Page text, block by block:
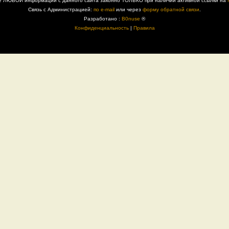
Связь с Администрацией: по e-mail или через форму обратной связи
Разработано : B0nuse ®
Конфиденциальность| Правила